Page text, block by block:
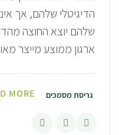
הדיגיטלי שלהם, אך
שלהם יוצא החוצה
ארגון ממוצע מייצר
גריסת מסמכים MORE